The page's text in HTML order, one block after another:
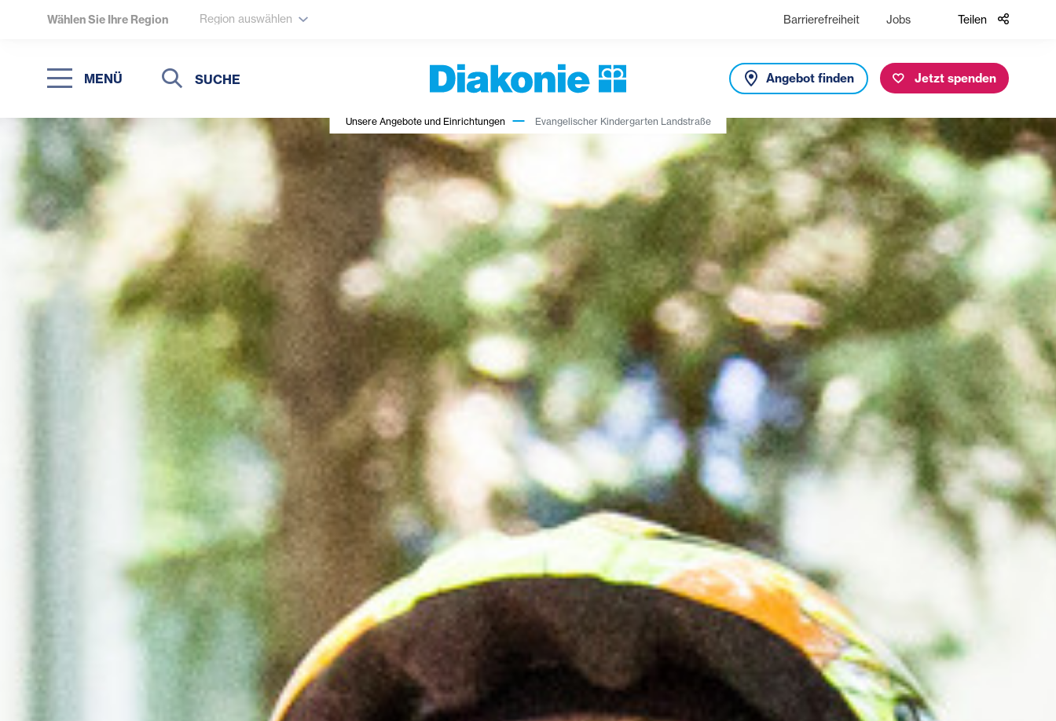
Wählen Sie Ihre Region Region auswählen Barrierefreiheit Jobs Teilen
MENÜ
Suche
Suche
Angebot finden Jetzt spenden
Unsere Angebote und Einrichtungen Evangelischer Kindergarten Landstraße